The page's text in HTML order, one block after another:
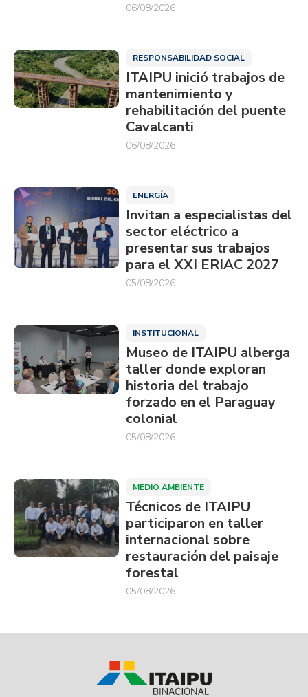
06/08/2026
RESPONSABILIDAD SOCIAL
ITAIPU inició trabajos de
mantenimiento y
rehabilitación del puente
Cavalcanti
06/08/2026
ENERGÍA
Invitan a especialistas del
sector eléctrico a
presentar sus trabajos
para el XXI ERIAC 2027
05/08/2026
INSTITUCIONAL
Museo de ITAIPU alberga
taller donde exploran
historia del trabajo
forzado en el Paraguay
colonial
05/08/2026
MEDIO AMBIENTE
Técnicos de ITAIPU
participaron en taller
internacional sobre
restauración del paisaje
forestal
05/08/2026